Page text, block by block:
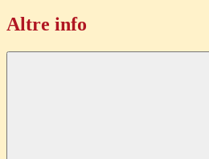
Altre info